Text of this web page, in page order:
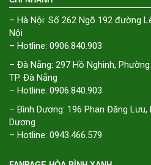
– Hà Nội: Số 262 Ngõ 192 đường
Nội
– Hotline: 0906.840.903
– Đà Nẵng: 297 Hồ Nghinh,
TP. Đà Nẵng
– Hotline: 0906.840.903
– Bình Dương: 196 Phan Đăng Lưu,
Dương
– Hotline: 0943.466.579